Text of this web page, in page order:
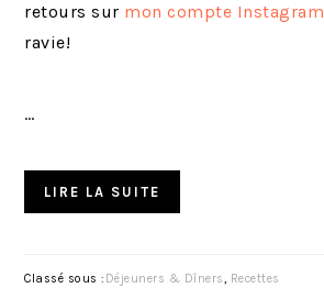
retours sur mon compte Instagram
ravie!
…
LIRE LA SUITE
Classé sous : Déjeuners & Dîners, Recettes